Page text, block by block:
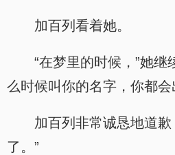
加百列看着她。
“在梦里的时候，”她继
么时候叫你的名字，你都会
加百列非常诚恳地道
了。”